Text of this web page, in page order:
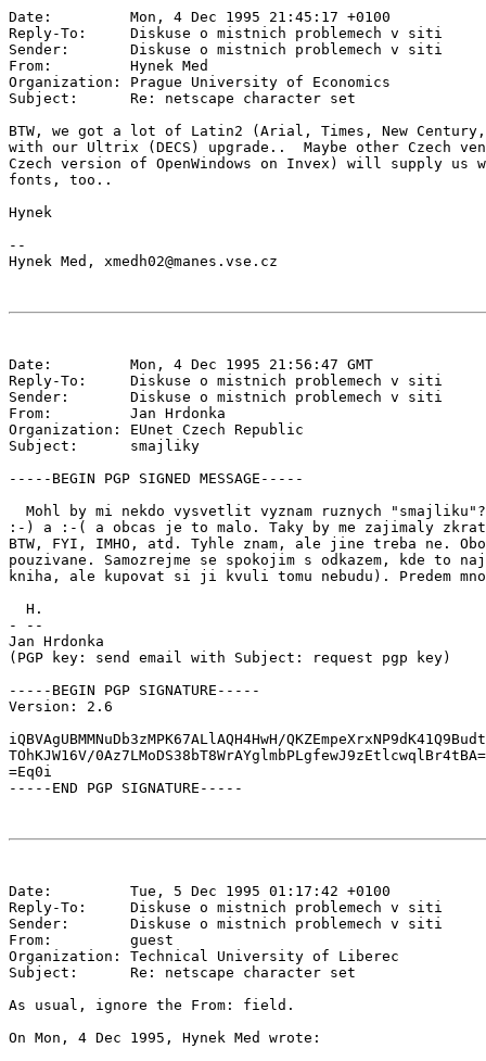
Date:         Mon, 4 Dec 1995 21:45:17 +0100
Reply-To:     Diskuse o mistnich problemech v siti
Sender:       Diskuse o mistnich problemech v siti
From:         Hynek Med
Organization: Prague University of Economics
Subject:      Re: netscape character set
BTW, we got a lot of Latin2 (Arial, Times, New
with our Ultrix (DECS) upgrade..  Maybe other Czech
Czech version of OpenWindows on Invex) will supply us
fonts, too..
Hynek
--
Date:         Mon, 4 Dec 1995 21:56:47 GMT
Reply-To:     Diskuse o mistnich problemech v siti
Sender:       Diskuse o mistnich problemech v siti
From:         Jan Hrdonka
Organization: EUnet Czech Republic
Subject:      smajliky
-----BEGIN PGP SIGNED MESSAGE-----
Mohl by mi nekdo vysvetlit vyznam ruznych
:-) a :-( a obcas je to malo. Taky by me zajimaly
BTW, FYI, IMHO, atd. Tyhle znam, ale jine treba ne.
pouzivane. Samozrejme se spokojim s odkazem, kde to
kniha, ale kupovat si ji kvuli tomu nebudu). Predem
  H.
- --
Jan Hrdonka
(PGP key: send email with Subject: request pgp key)
-----BEGIN PGP SIGNATURE-----
Version: 2.6
iQBVAgUBMMNuDb3zMPK67ALlAQH4HwH/
TOhKJW16V/
=Eq0i
Date:         Tue, 5 Dec 1995 01:17:42 +0100
Reply-To:     Diskuse o mistnich problemech v siti
Sender:       Diskuse o mistnich problemech v siti
From:         guest
Organization: Technical University of Liberec
Subject:      Re: netscape character set
As usual, ignore the From: field.
On Mon, 4 Dec 1995, Hynek Med wrote: